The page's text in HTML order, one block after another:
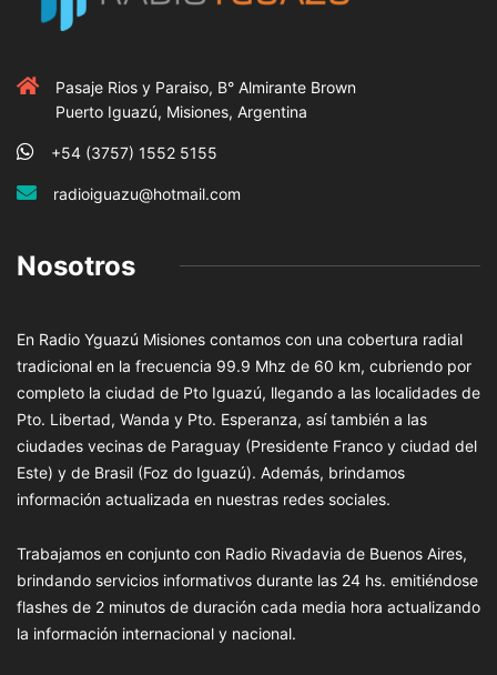
Pasaje Rios y Paraiso, B° Almirante Brown
Puerto Iguazú, Misiones, Argentina
+54 (3757) 1552 5155
radioiguazu@hotmail.com
Nosotros
En Radio Yguazú Misiones contamos con una cobertura radial
tradicional en la frecuencia 99.9 Mhz de 60 km, cubriendo por
completo la ciudad de Pto Iguazú, llegando a las localidades de
Pto. Libertad, Wanda y Pto. Esperanza, así también a las
ciudades vecinas de Paraguay (Presidente Franco y ciudad del
Este) y de Brasil (Foz do Iguazú). Además, brindamos
información actualizada en nuestras redes sociales.
Trabajamos en conjunto con Radio Rivadavia de Buenos Aires,
brindando servicios informativos durante las 24 hs. emitiéndose
flashes de 2 minutos de duración cada media hora actualizando
la información internacional y nacional.